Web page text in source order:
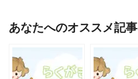
あなたへのオススメ記事